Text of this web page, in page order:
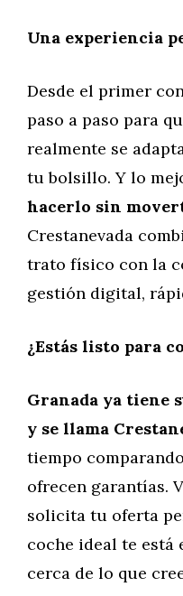
Una experiencia
Desde el primer
paso a paso para
realmente se
tu bolsillo. Y lo
hacerlo sin
Crestanevada
trato físico con la
gestión digital,
¿Estás listo para
Granada ya tiene
y se llama
tiempo
ofrecen garantías.
solicita tu oferta
coche ideal te está
cerca de lo que